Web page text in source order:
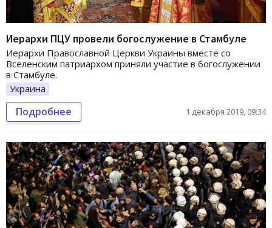
Иерархи ПЦУ провели богослужение в Стамбуле
Иерархи Православной Церкви Украины вместе со
Вселенским патриархом приняли участие в богослужении
в Стамбуле.
Украина
Подробнее 1 декабря 2019, 09:34